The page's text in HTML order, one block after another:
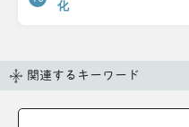
化
関連するキーワード